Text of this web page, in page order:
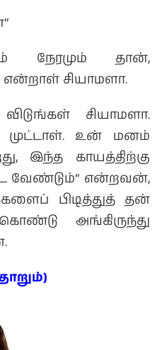
நேரமும் தான்,
சியாமளா.
சியாமளா.
முட்டாள். உன் மனம்
இந்த காயத்திற்கு
வேண்டும்” என்றவன்,
பிடித்துத் தன்
அங்கிருந்து